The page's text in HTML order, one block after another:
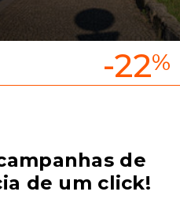
-22%
de
de um click!